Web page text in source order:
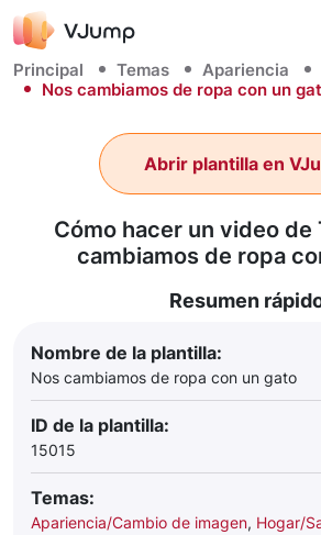
Principal Temas Apariencia
Nos cambiamos de ropa con un
Cómo hacer un video de
cambiamos de ropa
Abrir plantilla en
Resumen
Nombre de la plantilla:
Nos cambiamos de ropa con un gato
ID de la plantilla:
15015
Temas:
Apariencia/Cambio de imagen, Hogar/